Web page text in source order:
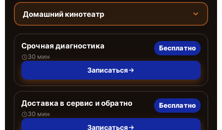
Домашний кинотеатр
Срочная диагностика
30 мин
Бесплатно
Записаться
Доставка в сервис и обратно
30 мин
Бесплатно
Записаться